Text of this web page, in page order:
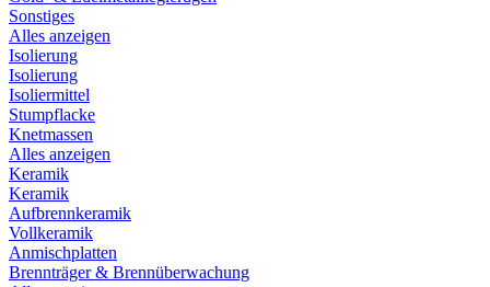
Sonstiges
Alles anzeigen
Isolierung
Isolierung
Isoliermittel
Stumpflacke
Knetmassen
Alles anzeigen
Keramik
Keramik
Aufbrennkeramik
Vollkeramik
Anmischplatten
Brennträger & Brennüberwachung